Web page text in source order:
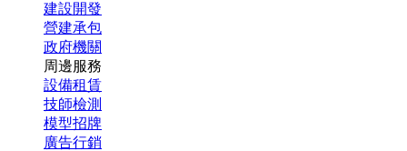
建設開發
營建承包
政府機關
周邊服務
設備租賃
技師檢測
模型招牌
廣告行銷